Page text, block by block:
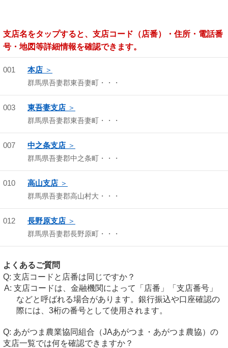
支店名をタップすると、支店コード（店番）・住所・電話番
号・地図等詳細情報を確認できます。
001 本店
群馬県吾妻郡東吾妻町・・・
003 東吾妻支店
群馬県吾妻郡東吾妻町・・・
007 中之条支店
群馬県吾妻郡中之条町・・・
010 高山支店
群馬県吾妻郡高山村大・・・
012 長野原支店
群馬県吾妻郡長野原町・・・
よくあるご質問
支店コードと店番は同じですか？
支店コードは、金融機関によって「店番」「支店番号」
などと呼ばれる場合があります。銀行振込や口座確認の
際には、3桁の番号として使用されます。
あがつま農業協同組合（JAあがつま・あがつま農協）の
支店一覧では何を確認できますか？